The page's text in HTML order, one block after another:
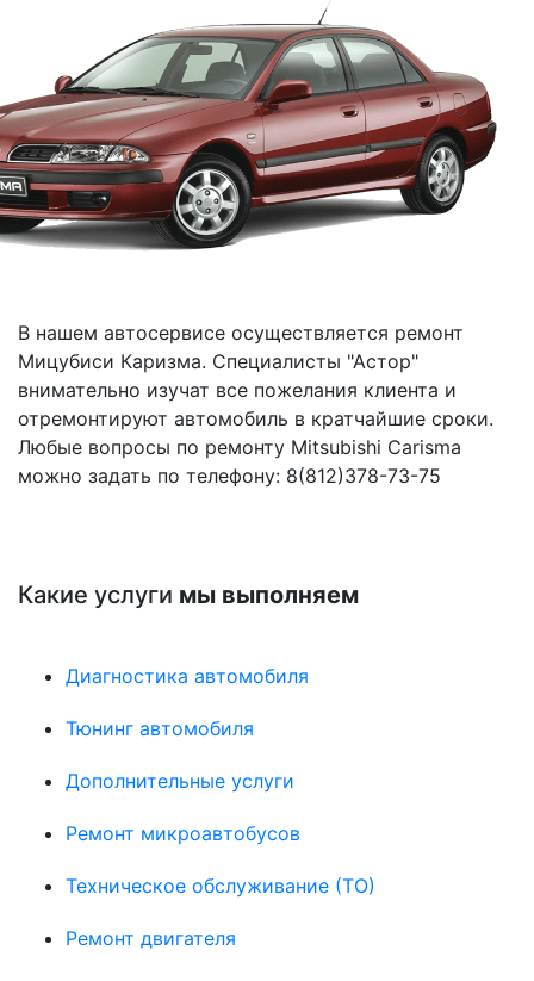
В нашем автосервисе осуществляется ремонт
Мицубиси Каризма. Специалисты "Астор"
внимательно изучат все пожелания клиента и
отремонтируют автомобиль в кратчайшие сроки.
Любые вопросы по ремонту Mitsubishi Carisma
можно задать по телефону: 8(812)378-73-75
Какие услуги мы выполняем
Диагностика автомобиля
Тюнинг автомобиля
Дополнительные услуги
Ремонт микроавтобусов
Техническое обслуживание (ТО)
Ремонт двигателя